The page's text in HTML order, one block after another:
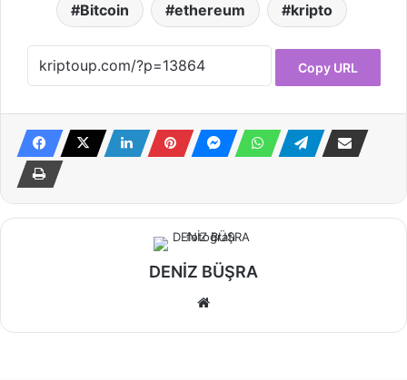
Bitcoin ethereum kripto
Copy URL
DENİZ BÜŞRA